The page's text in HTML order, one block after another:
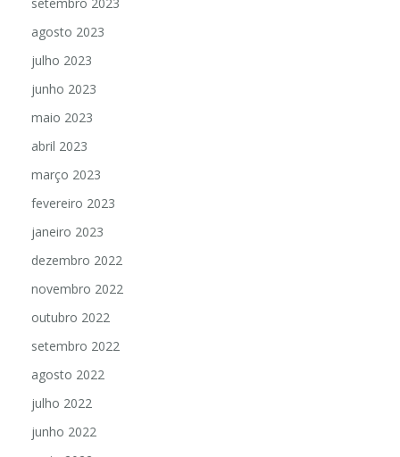
agosto 2023
julho 2023
junho 2023
maio 2023
abril 2023
março 2023
fevereiro 2023
janeiro 2023
dezembro 2022
novembro 2022
outubro 2022
setembro 2022
agosto 2022
julho 2022
junho 2022